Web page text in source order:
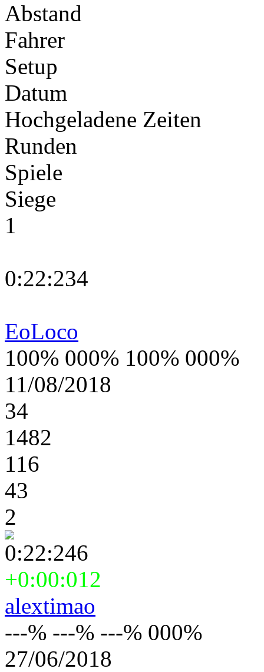
Abstand
Fahrer
Setup
Datum
Hochgeladene Zeiten
Runden
Spiele
Siege
1
0:22:234
EoLoco
100% 000% 100% 000%
11/08/2018
34
1482
116
43
2
0:22:246
+0:00:012
alextimao
---% ---% ---% 000%
27/06/2018